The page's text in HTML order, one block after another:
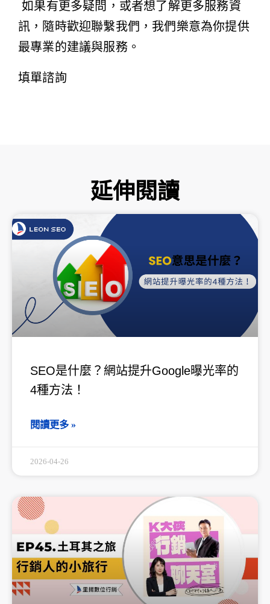
如果有更多疑問，或者想了解更多服務資
訊，隨時歡迎聯繫我們，我們樂意為你提供
最專業的建議與服務。
填單諮詢
延伸閱讀
SEO是什麼？網站提升Google曝光率的
4種方法！
閱讀更多 »
2026-04-26
頁
面